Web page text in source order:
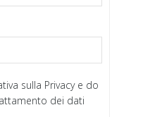
sulla Privacy e do
dei dati